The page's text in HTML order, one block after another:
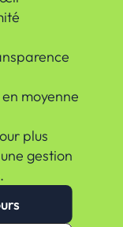
moyenne
plus
gestion